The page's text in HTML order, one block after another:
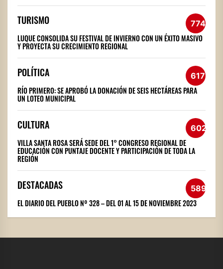
TURISMO 774
LUQUE CONSOLIDA SU FESTIVAL DE INVIERNO CON UN ÉXITO MASIVO
Y PROYECTA SU CRECIMIENTO REGIONAL
POLÍTICA 617
RÍO PRIMERO: SE APROBÓ LA DONACIÓN DE SEIS HECTÁREAS PARA
UN LOTEO MUNICIPAL
CULTURA 602
VILLA SANTA ROSA SERÁ SEDE DEL 1° CONGRESO REGIONAL DE
EDUCACIÓN CON PUNTAJE DOCENTE Y PARTICIPACIÓN DE TODA LA
REGIÓN
DESTACADAS 589
EL DIARIO DEL PUEBLO Nº 328 – DEL 01 AL 15 DE NOVIEMBRE 2023